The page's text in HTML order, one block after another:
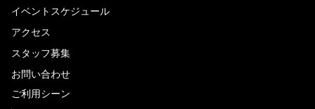
イベントスケジュール
アクセス
スタッフ募集
お問い合わせ
ご利用シーン